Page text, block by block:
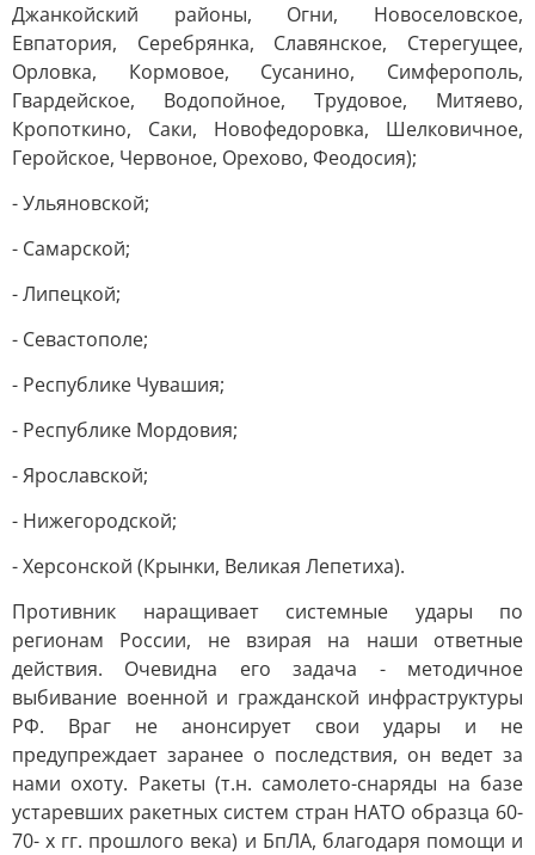
Джанкойский районы, Огни, Новоселовское,
Евпатория, Серебрянка, Славянское, Стерегущее,
Орловка, Кормовое, Сусанино, Симферополь,
Гвардейское, Водопойное, Трудовое, Митяево,
Кропоткино, Саки, Новофедоровка, Шелковичное,
Геройское, Червоное, Орехово, Феодосия);
- Ульяновской;
- Самарской;
- Липецкой;
- Севастополе;
- Республике Чувашия;
- Республике Мордовия;
- Ярославской;
- Нижегородской;
- Херсонской (Крынки, Великая Лепетиха).
Противник наращивает системные удары по
регионам России, не взирая на наши ответные
действия. Очевидна его задача - методичное
выбивание военной и гражданской инфраструктуры
РФ. Враг не анонсирует свои удары и не
предупреждает заранее о последствия, он ведет за
нами охоту. Ракеты (т.н. самолето-снаряды на базе
устаревших ракетных систем стран НАТО образца 60-
70- х гг. прошлого века) и БпЛА, благодаря помощи и